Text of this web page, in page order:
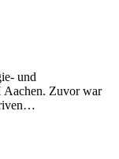
und
Aachen. Zuvor war